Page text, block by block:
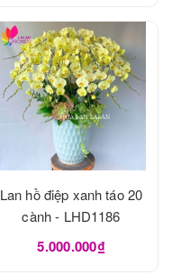
Lan hồ điệp xanh táo 20
cành - LHD1186
5.000.000₫